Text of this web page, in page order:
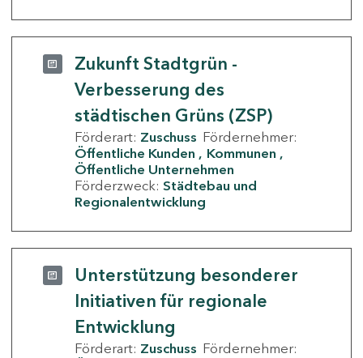
Zukunft Stadtgrün -
Verbesserung des
städtischen Grüns (ZSP)
Förderart: Zuschuss Fördernehmer:
Öffentliche Kunden
Kommunen
Öffentliche Unternehmen
Förderzweck: Städtebau und
Regionalentwicklung
Unterstützung besonderer
Initiativen für regionale
Entwicklung
Förderart: Zuschuss Fördernehmer: